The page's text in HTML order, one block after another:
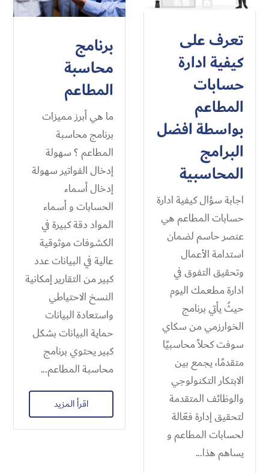
تعرف على
كيفية ادارة
حسابات
المطاعم
بواسطة افضل
البرامج
المحاسبية
اجابة سؤال كيفية ادارة
حسابات المطاعم هي
عنصر حاسم لضمان
استدامة الأعمال
وتحقيق التفوق في
ادارة مطعمك اليوم
حيثُ يأتي برنامج
الخوارزمي من سكاي
سوفت كحلاً محاسبيًا
متقدمًا، يجمع بين
الابتكار التكنولوجي
والوظائف المتقدمة
لتحقيق إدارة فعّالة
لحسابات المطاعم و
يساهم هذا...
برنامج
محاسبة
المطاعم
ما هي أبرز مميزات
برنامج محاسبة
المطاعم ؟ سهولة
إدخال الفواتير سهولة
إدخال أسماء
الحسابات و أسماء
المواد دقة كبيرة في
الكشوفات موثوقية
عالية في البيانات عدد
كبير من التقارير إمكانية
النسخ الاحتياطي
واستعادة البيانات
حماية البيانات بشكل
كبير يحتوي برنامج
محاسبة المطاعم...
اقرأ المزيد